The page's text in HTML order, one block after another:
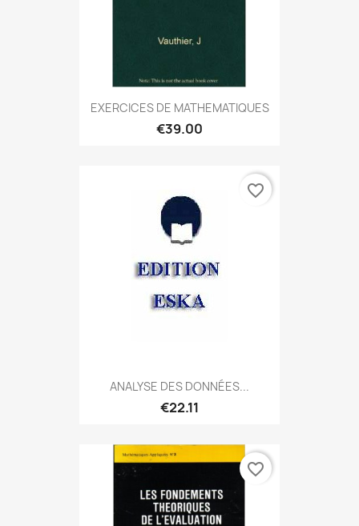
EXERCICES DE MATHEMATIQUES
€39.00
ANALYSE DES DONNÉES...
€22.11
favorite_border
favorite_border